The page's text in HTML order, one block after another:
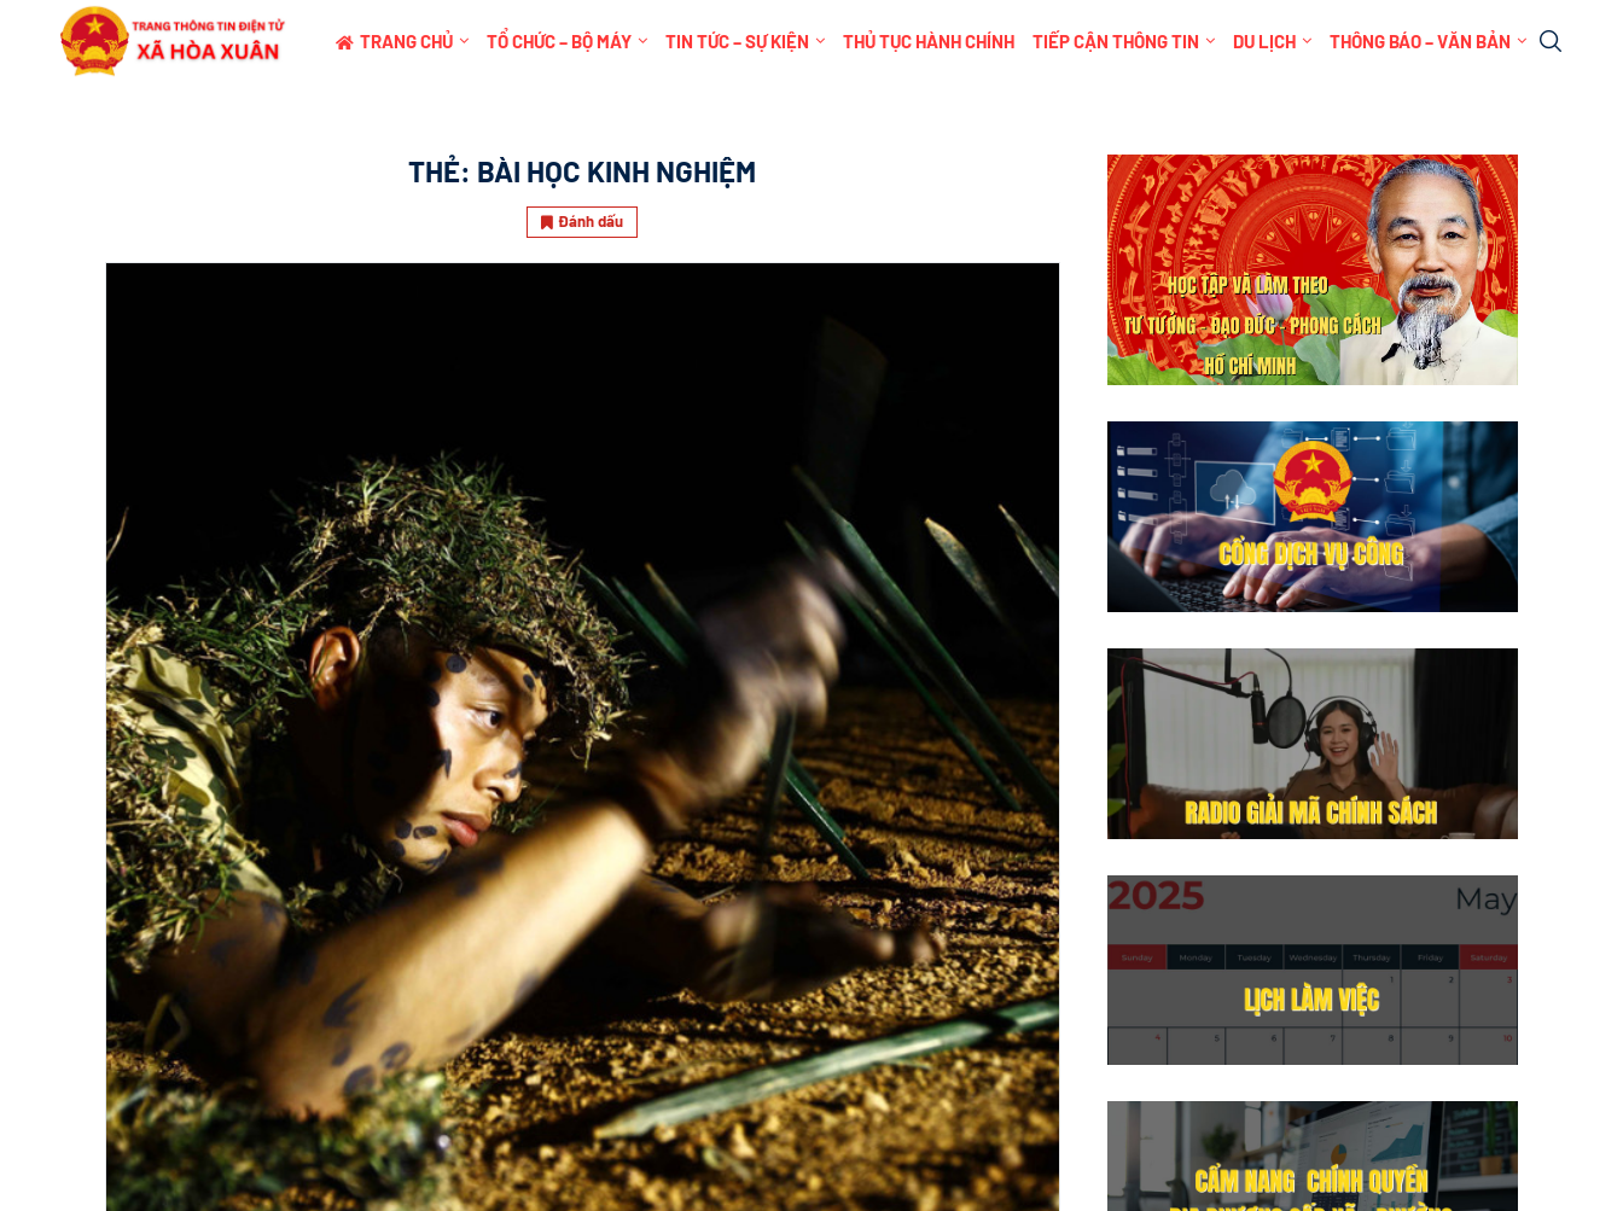
TRANG CHỦ TỔ CHỨC – BỘ MÁY TIN TỨC – SỰ KIỆN THỦ TỤC HÀNH CHÍNH TIẾP CẬN THÔNG TIN DU LỊCH THÔNG BÁO – VĂN BẢN
THẺ: BÀI HỌC KINH NGHIỆM
Đánh dấu